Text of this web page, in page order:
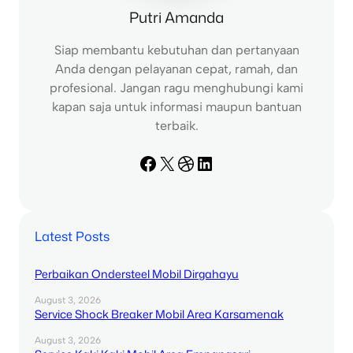
Putri Amanda
Siap membantu kebutuhan dan pertanyaan
Anda dengan pelayanan cepat, ramah, dan
profesional. Jangan ragu menghubungi kami
kapan saja untuk informasi maupun bantuan
terbaik.
Facebook X Dribbble LinkedIn
Latest Posts
Perbaikan Ondersteel Mobil Dirgahayu
August 3, 2026
Service Shock Breaker Mobil Area Karsamenak
August 3, 2026